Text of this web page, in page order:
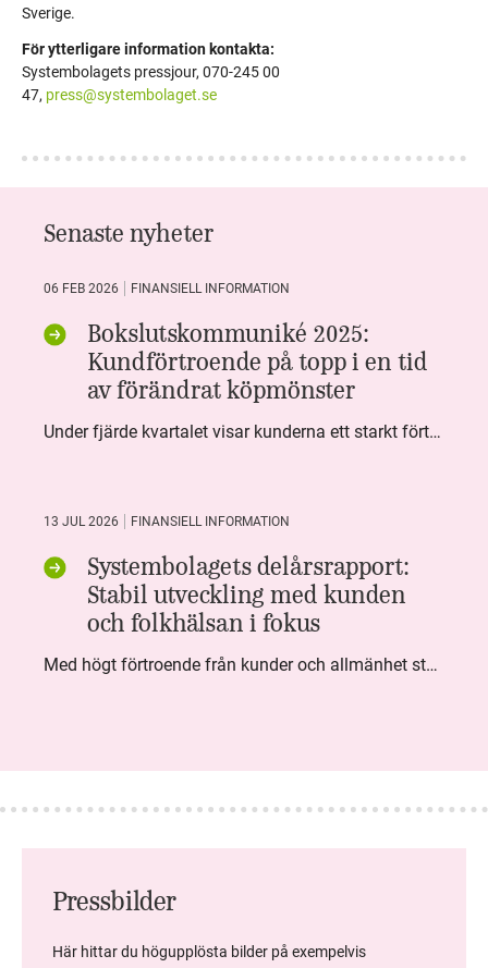
Sverige.
För ytterligare information kontakta:
Systembolagets pressjour, 070-245 00
47, press@systembolaget.se
Senaste nyheter
06 FEB 2026 FINANSIELL INFORMATION
Bokslutskommuniké 2025:
Kundförtroende på topp i en tid
av förändrat köpmönster
Under fjärde kvartalet visar kunderna ett starkt förtroende för Systembolaget. Nöjd Kund Index (NKI) når en ny rekordnivå och bidrar till att även helåret avslutar starkt. Arbetet med ansvarsfull försäljning ger tydliga resultat där ålderskontroller når sina högsta nivåer någonsin. Samtidigt fortsätter kundernas val att förändras. Allt fler väljer öl och drycker med lägre alkoholhalt. Vi ser också en lägre försäljningsvolym under kvartalet, en utveckling som ligger i linje med den långsiktiga minskningen i alkoholkonsumtionen i Sverige. De officiella konsumtionssiffrorna från CAN för 2025 kommer först under våren men försäljningssiffrorna pekar åt samma håll.
13 JUL 2026 FINANSIELL INFORMATION
Systembolagets delårsrapport:
Stabil utveckling med kunden
och folkhälsan i fokus
Med högt förtroende från kunder och allmänhet står Systembolaget stabilt i samhällsuppdraget. Under kvartalet togs flera steg inom folkhälsa, kundnytta och minskad klimatpåverkan. Nettoomsättningen var i nivå med föregående år och effektiviseringar av verksamheten möjliggjorde fortsatt anpassning för att möta nya behov.
Pressbilder
Här hittar du högupplösta bilder på exempelvis